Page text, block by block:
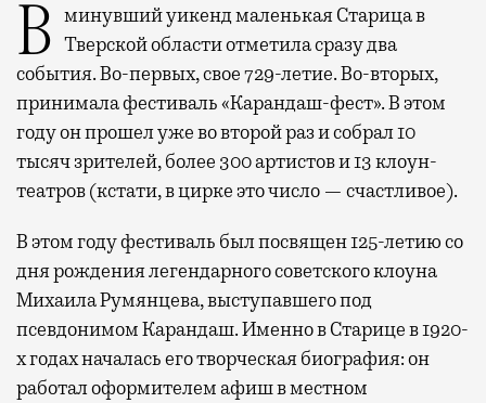
В минувший уикенд маленькая Старица в Тверской области отметила сразу два
события. Во-первых, свое 729-летие. Во-вторых,
принимала фестиваль «Карандаш-фест». В этом
году он прошел уже во второй раз и собрал 10
тысяч зрителей, более 300 артистов и 13 клоун-
театров (кстати, в цирке это число — счастливое).
В этом году фестиваль был посвящен 125-летию со
дня рождения легендарного советского клоуна
Михаила Румянцева, выступавшего под
псевдонимом Карандаш. Именно в Старице в 1920-
х годах началась его творческая биография: он
работал оформителем афиш в местном